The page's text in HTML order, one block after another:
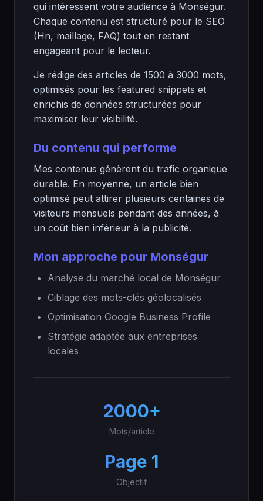
qui intéressent votre audience à Monségur.
Chaque contenu est structuré pour le SEO
(Hn, maillage, FAQ) tout en restant
engageant pour le lecteur.
Je rédige des articles de 1500 à 3000 mots,
optimisés pour les featured snippets et
enrichis de données structurées pour
maximiser leur visibilité.
Du contenu qui performe
Mes contenus génèrent du trafic organique
durable. En moyenne, un article bien
optimisé peut attirer plusieurs centaines de
visiteurs mensuels pendant des années, à
un coût bien inférieur à la publicité.
Mon approche pour Monségur
Analyse du marché local de Monségur
Ciblage des mots-clés géolocalisés
Optimisation Google Business Profile
Stratégie adaptée aux entreprises
locales
2000+
Mots/article
Page 1
Objectif